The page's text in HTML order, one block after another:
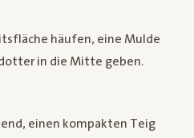
häufen, eine Mulde
in die Mitte geben.
einen kompakten Teig